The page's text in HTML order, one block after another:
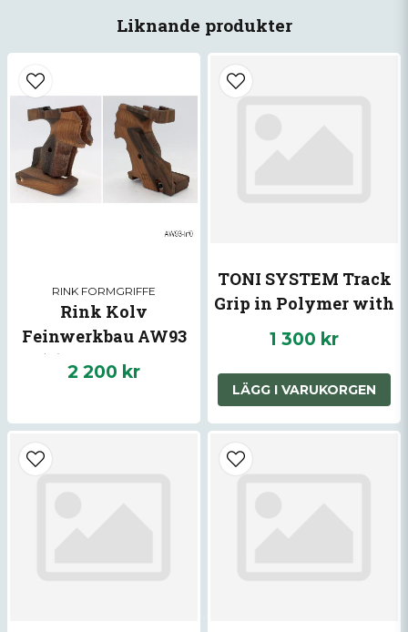
Liknande produkter
RINK FORMGRIFFE
Rink Kolv
Feinwerkbau AW93
(L) Tjock Höger
2 200 kr
TONI SYSTEM Track
Grip in Polymer with
Magwell for CZ
Shadow
1 300 kr
LÄGG I VARUKORGEN
email
Mejladress
Ja, ni får publicera min fråga
Skicka fråga